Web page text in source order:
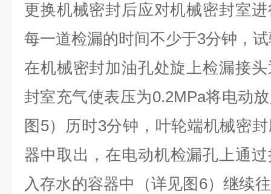
更换机械密封后应对机械密封室
每一道检漏的时间不少于3分钟 ，
在机械密封加油孔处旋上检漏接
封室充气使表压为0.2MPa将电动
图 5）历时3分钟 ， 叶轮端机械密
器中取出 ，在电动机检漏孔上通
入存水的容器中（详见图 6）继续